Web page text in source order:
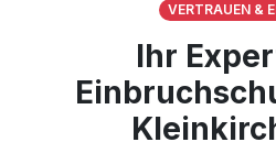
VERTRAUEN &
Ihr